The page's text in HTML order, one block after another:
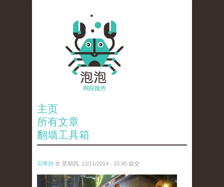
主页
所有文章
翻墙工具箱
贝带劲 在 星期四, 12/11/2014 - 15:45 提交
reporters_18475535.jpg